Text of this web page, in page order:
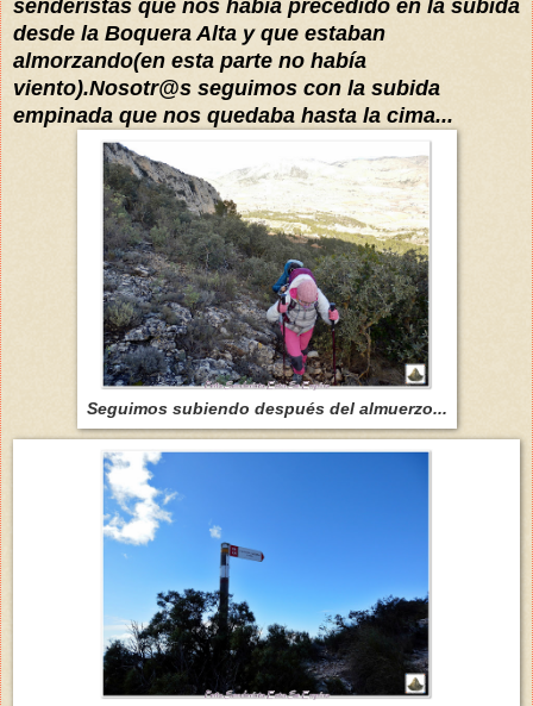
senderistas que nos había precedido en la subida
desde la Boquera Alta y que estaban
almorzando(en esta parte no había
viento).Nosotr@s seguimos con la subida
empinada que nos quedaba hasta la cima...
Seguimos subiendo después del almuerzo...